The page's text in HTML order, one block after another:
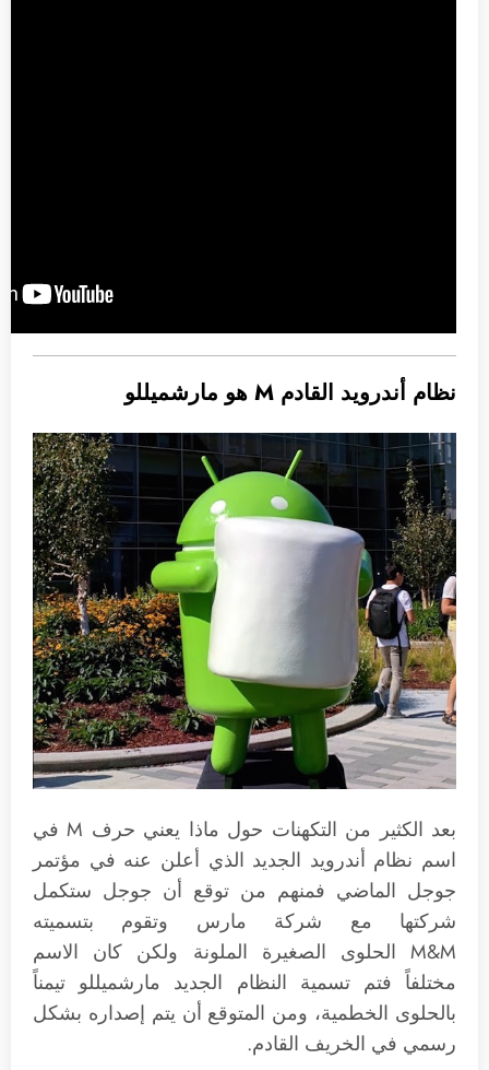
نظام أندرويد القادم M هو مارشميللو
بعد الكثير من التكهنات حول ماذا يعني حرف M في
اسم نظام أندرويد الجديد الذي أعلن عنه في مؤتمر
جوجل الماضي فمنهم من توقع أن جوجل ستكمل
شركتها مع شركة مارس وتقوم بتسميته
M&M الحلوى الصغيرة الملونة ولكن كان الاسم
مختلفاً فتم تسمية النظام الجديد مارشميللو تيمناً
بالحلوى الخطمية، ومن المتوقع أن يتم إصداره بشكل
رسمي في الخريف القادم.